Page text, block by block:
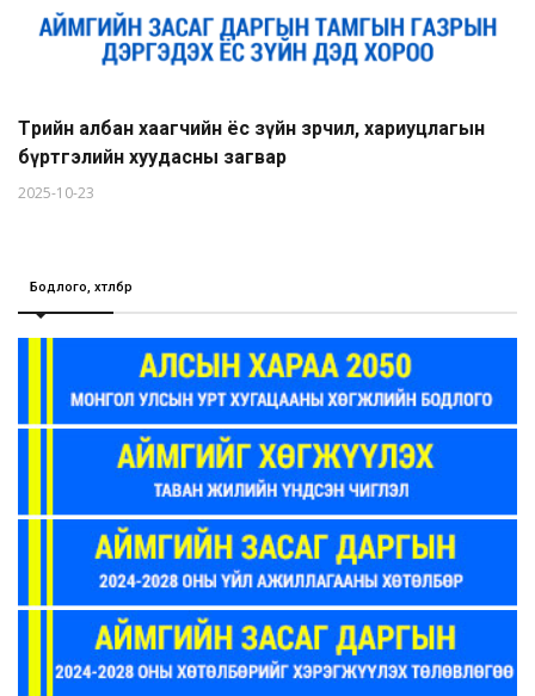
Төрийн албан хаагчийн ёс зүйн зөрчил, хариуцлагын
бүртгэлийн хуудасны загвар
2025-10-23
Бодлого, хөтөлбөр